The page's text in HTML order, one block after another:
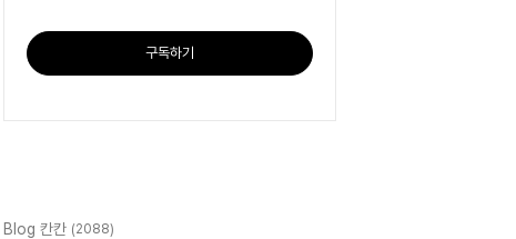
구독하기
Blog 칸칸 (2088)